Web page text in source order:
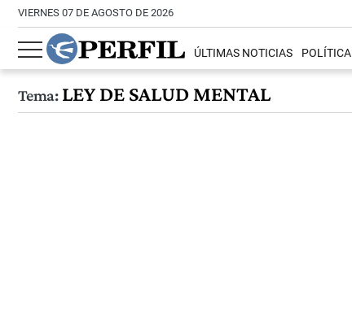
VIERNES 07 DE AGOSTO DE 2026
ÚLTIMAS NOTICIAS POLÍTICA
Tema:LEY DE SALUD MENTAL